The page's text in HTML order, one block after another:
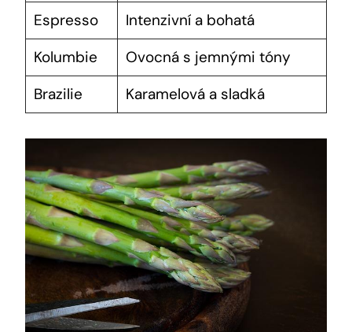
Espresso
Intenzivní a bohatá
Kolumbie
Ovocná s jemnými tóny
Brazilie
Karamelová a sladká